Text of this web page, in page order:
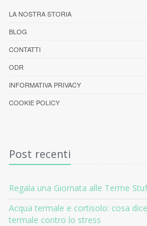
LA NOSTRA STORIA
BLOG
CONTATTI
ODR
INFORMATIVA PRIVACY
COOKIE POLICY
Post recenti
Regala una Giornata alle Terme
Acqua termale e cortisolo: cosa
termale contro lo stress